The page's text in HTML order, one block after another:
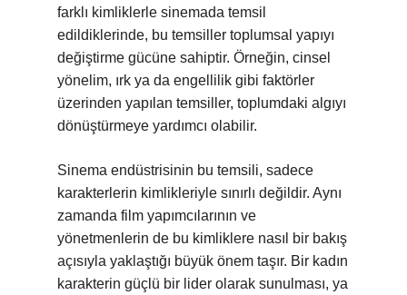
farklı kimliklerle sinemada temsil
edildiklerinde, bu temsiller toplumsal yapıyı
değiştirme gücüne sahiptir. Örneğin, cinsel
yönelim, ırk ya da engellilik gibi faktörler
üzerinden yapılan temsiller, toplumdaki algıyı
dönüştürmeye yardımcı olabilir.
Sinema endüstrisinin bu temsili, sadece
karakterlerin kimlikleriyle sınırlı değildir. Aynı
zamanda film yapımcılarının ve
yönetmenlerin de bu kimliklere nasıl bir bakış
açısıyla yaklaştığı büyük önem taşır. Bir kadın
karakterin güçlü bir lider olarak sunulması, ya